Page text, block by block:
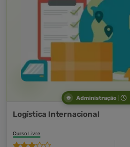
Administração
Logística Internacional
Curso Livre